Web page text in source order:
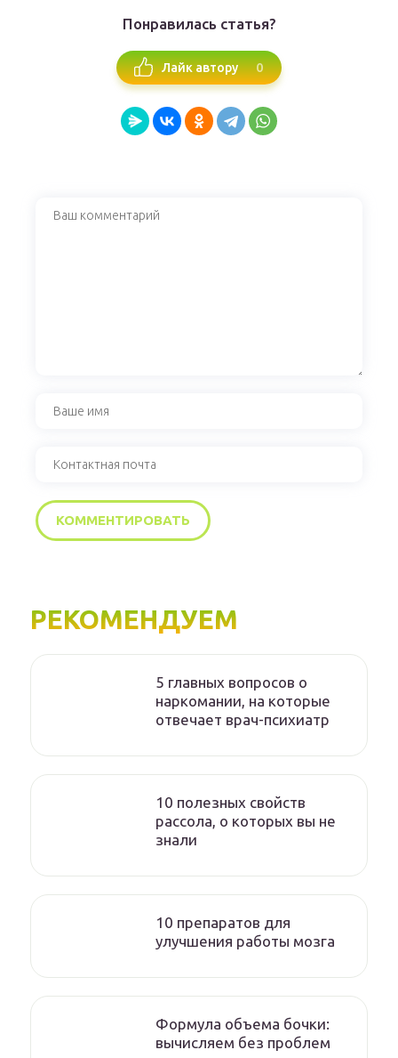
Понравилась статья?
Лайк автору 0
РЕКОМЕНДУЕМ
5 главных вопросов о
наркомании, на которые
отвечает врач-психиатр
10 полезных свойств
рассола, о которых вы не
знали
10 препаратов для
улучшения работы мозга
Формула объема бочки:
вычисляем без проблем